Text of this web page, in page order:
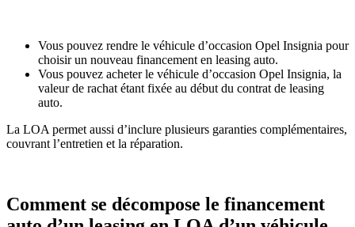
Vous pouvez rendre le véhicule d’occasion Opel Insignia pour
choisir un nouveau financement en leasing auto.
Vous pouvez acheter le véhicule d’occasion Opel Insignia, la
valeur de rachat étant fixée au début du contrat de leasing
auto.
La LOA permet aussi d’inclure plusieurs garanties complémentaires,
couvrant l’entretien et la réparation.
Comment se décompose le financement